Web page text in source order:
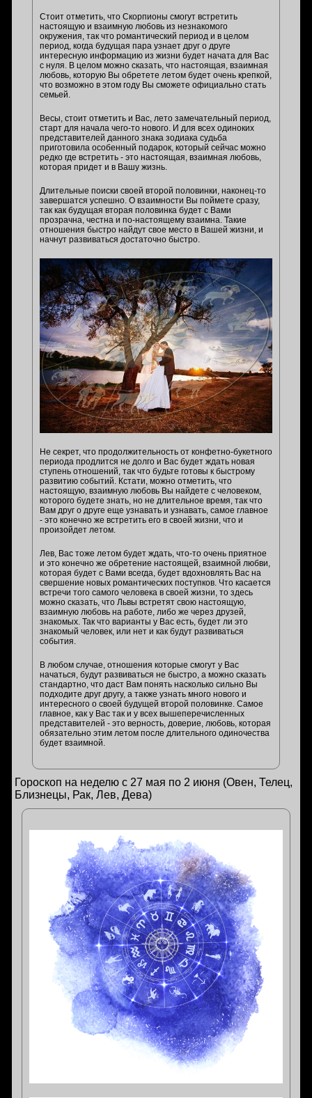
Стоит отметить, что Скорпионы смогут встретить
настоящую и взаимную любовь из незнакомого
окружения, так что романтический период и в целом
период, когда будущая пара узнает друг о друге
интересную информацию из жизни будет начата для Вас
с нуля. В целом можно сказать, что настоящая, взаимная
любовь, которую Вы обретете летом будет очень крепкой,
что возможно в этом году Вы сможете официально стать
семьей.
Весы, стоит отметить и Вас, лето замечательный период,
старт для начала чего-то нового. И для всех одиноких
представителей данного знака зодиака судьба
приготовила особенный подарок, который сейчас можно
редко где встретить - это настоящая, взаимная любовь,
которая придет и в Вашу жизнь.
Длительные поиски своей второй половинки, наконец-то
завершатся успешно. О взаимности Вы поймете сразу,
так как будущая вторая половинка будет с Вами
прозрачна, честна и по-настоящему взаимна. Такие
отношения быстро найдут свое место в Вашей жизни, и
начнут развиваться достаточно быстро.
Не секрет, что продолжительность от конфетно-букетного
периода продлится не долго и Вас будет ждать новая
ступень отношений, так что будьте готовы к быстрому
развитию событий. Кстати, можно отметить, что
настоящую, взаимную любовь Вы найдете с человеком,
которого будете знать, но не длительное время, так что
Вам друг о друге еще узнавать и узнавать, самое главное
- это конечно же встретить его в своей жизни, что и
произойдет летом.
Лев, Вас тоже летом будет ждать, что-то очень приятное
и это конечно же обретение настоящей, взаимной любви,
которая будет с Вами всегда, будет вдохновлять Вас на
свершение новых романтических поступков. Что касается
встречи того самого человека в своей жизни, то здесь
можно сказать, что Львы встретят свою настоящую,
взаимную любовь на работе, либо же через друзей,
знакомых. Так что варианты у Вас есть, будет ли это
знакомый человек, или нет и как будут развиваться
события.
В любом случае, отношения которые смогут у Вас
начаться, будут развиваться не быстро, а можно сказать
стандартно, что даст Вам понять насколько сильно Вы
подходите друг другу, а также узнать много нового и
интересного о своей будущей второй половинке. Самое
главное, как у Вас так и у всех вышеперечисленных
представителей - это верность, доверие, любовь, которая
обязательно этим летом после длительного одиночества
будет взаимной.
Гороскоп на неделю с 27 мая по 2 июня (Овен, Телец,
Близнецы, Рак, Лев, Дева)